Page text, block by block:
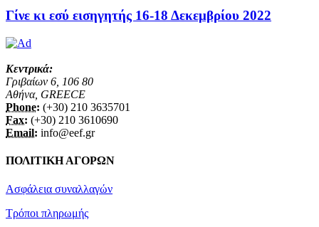
Γίνε κι εσύ εισηγητής 16-18 Δεκεμβρίου 2022
Κεντρικά:
Γριβαίων 6, 106 80
Αθήνα, GREECE
Phone: (+30) 210 3635701
Fax: (+30) 210 3610690
Email: info@eef.gr
ΠΟΛΙΤΙΚΗ ΑΓΟΡΩΝ
Ασφάλεια συναλλαγών
Τρόποι πληρωμής